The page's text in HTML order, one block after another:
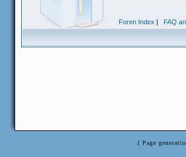
Foren Index | FAQ
[ Page